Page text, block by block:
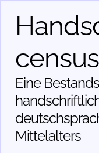
census
Eine
Mittelalters